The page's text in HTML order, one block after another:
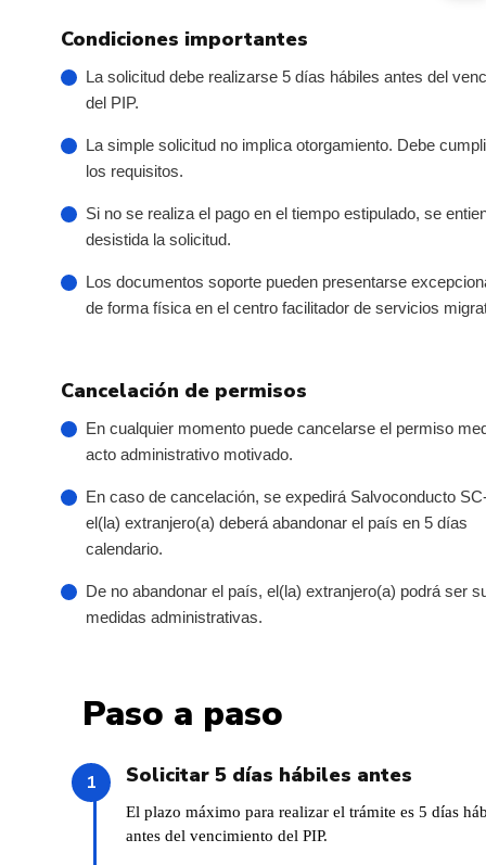
Condiciones importantes
La solicitud debe realizarse 5 días hábiles antes del
del PIP.
La simple solicitud no implica otorgamiento. Debe
los requisitos.
Si no se realiza el pago en el tiempo estipulado, se
desistida la solicitud.
Los documentos soporte pueden presentarse
de forma física en el centro facilitador de servicios
Cancelación de permisos
En cualquier momento puede cancelarse el permiso
acto administrativo motivado.
En caso de cancelación, se expedirá Salvoconducto
el(la) extranjero(a) deberá abandonar el país en 5 días
calendario.
De no abandonar el país, el(la) extranjero(a) podrá ser
medidas administrativas.
Paso a paso
Solicitar 5 días hábiles antes
El plazo máximo para realizar el trámite es 5 días
antes del vencimiento del PIP.